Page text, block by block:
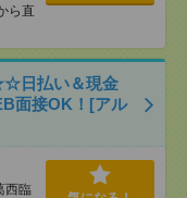
ら直
日払い＆現金
面接OK！[アル
西臨